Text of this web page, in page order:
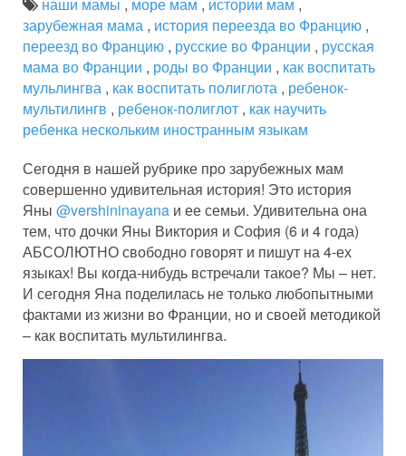
наши мамы , море мам , истории мам ,
зарубежная мама , история переезда во Францию ,
переезд во Францию , русские во Франции , русская
мама во Франции , роды во Франции , как воспитать
мульлингва , как воспитать полиглота , ребенок-
мультилингв , ребенок-полиглот , как научить
ребенка нескольким иностранным языкам
Сегодня в нашей рубрике про зарубежных мам
совершенно удивительная история! Это история
Яны @vershininayana и ее семьи. Удивительна она
тем, что дочки Яны Виктория и София (6 и 4 года)
АБСОЛЮТНО свободно говорят и пишут на 4-ех
языках! Вы когда-нибудь встречали такое? Мы – нет.
И сегодня Яна поделилась не только любопытными
фактами из жизни во Франции, но и своей методикой
– как воспитать мультилингва.